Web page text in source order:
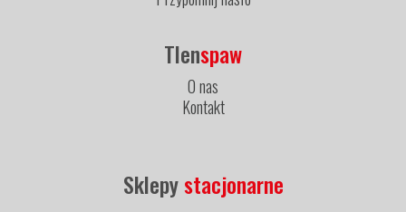
Tlenspaw
O nas
Kontakt
Sklepystacjonarne